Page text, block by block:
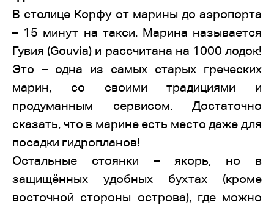
В столице Корфу от марины до аэропорта
– 15 минут на такси. Марина называется
Гувия (Gouvia) и рассчитана на 1000 лодок!
Это – одна из самых старых греческих
марин, со своими традициями и
продуманным сервисом. Достаточно
сказать, что в марине есть место даже для
посадки гидропланов!
Остальные стоянки – якорь, но в
защищённых удобных бухтах (кроме
восточной стороны острова), где можно